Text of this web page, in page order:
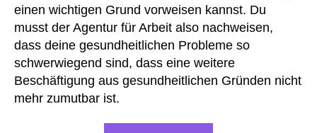
einen wichtigen Grund vorweisen kannst. Du
musst der Agentur für Arbeit also nachweisen,
dass deine gesundheitlichen Probleme so
schwerwiegend sind, dass eine weitere
Beschäftigung aus gesundheitlichen Gründen nicht
mehr zumutbar ist.